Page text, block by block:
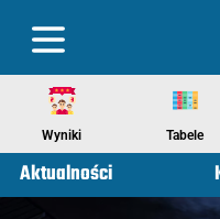
Wyniki Tabele
Aktualności